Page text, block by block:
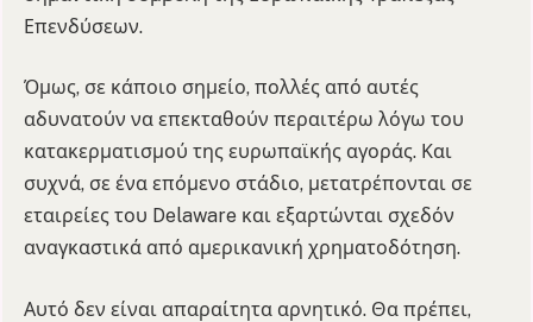
Επενδύσεων.
Όμως, σε κάποιο σημείο, πολλές από αυτές
αδυνατούν να επεκταθούν περαιτέρω λόγω του
κατακερματισμού της ευρωπαϊκής αγοράς. Και
συχνά, σε ένα επόμενο στάδιο, μετατρέπονται σε
εταιρείες του Delaware και εξαρτώνται σχεδόν
αναγκαστικά από αμερικανική χρηματοδότηση.
Αυτό δεν είναι απαραίτητα αρνητικό. Θα πρέπει,